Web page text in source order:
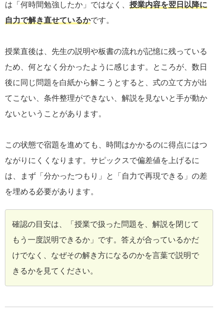
は「何時間勉強したか」ではなく、 授業内容を翌日以降に
自力で解き直せているかです。
授業直後は、先生の説明や板書の流れが記憶に残っている
ため、何となく分かったように感じます。ところが、数日
後に同じ問題を白紙から解こうとすると、式の立て方が出
てこない、条件整理ができない、解説を見ないと手が動か
ないということがあります。
この状態で宿題を進めても、時間はかかるのに得点にはつ
ながりにくくなります。サピックスで偏差値を上げるに
は、まず「分かったつもり」と「自力で再現できる」の差
を埋める必要があります。
確認の目安は、「授業で扱った問題を、解説を閉じて
もう一度説明できるか」です。答えが合っているかだ
けでなく、なぜその解き方になるのかを言葉で説明で
きるかを見てください。